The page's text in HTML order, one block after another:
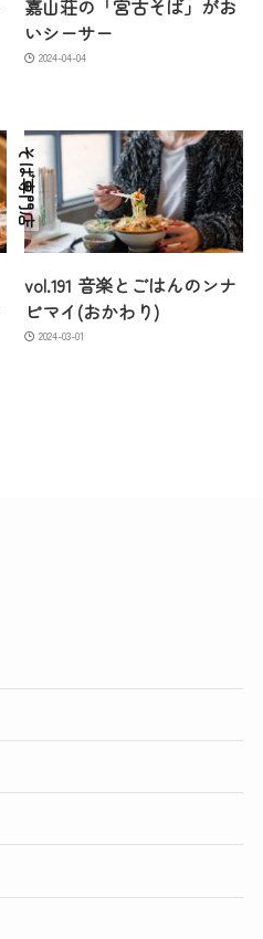
嘉山荘の「宮古そば」がお
いシーサー
2024-04-04
vol.191 音楽とごはんのンナ
ピマイ(おかわり)
2024-03-01
そば専門店